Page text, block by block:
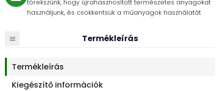
törekszünk, hogy újrahasznosított természetes anyagokat
használjunk, és csökkentsük a műanyagok használatát.
Termékleírás
Termékleírás
Kiegészítő információk